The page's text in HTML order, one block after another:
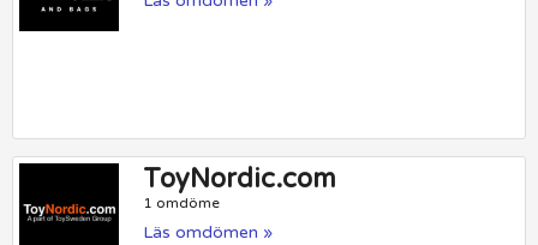
ToyNordic.com
1 omdöme
Läs omdömen »